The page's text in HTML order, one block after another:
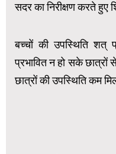
सदर का निरीक्षण करते हुए
बच्चों की उपस्थिति शत्
प्रभावित न हो सके
छात्रों की उपस्थिति कम